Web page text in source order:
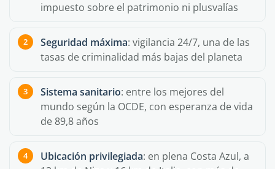
impuesto sobre el patrimonio ni plusvalías
Seguridad máxima: vigilancia 24/7, una de las
tasas de criminalidad más bajas del planeta
Sistema sanitario: entre los mejores del
mundo según la OCDE, con esperanza de vida
de 89,8 años
Ubicación privilegiada: en plena Costa Azul, a